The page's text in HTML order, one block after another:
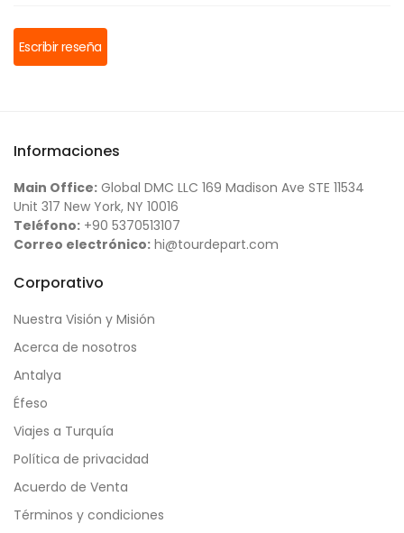
Escribir reseña
Informaciones
Main Office: Global DMC LLC 169 Madison Ave STE 11534
Unit 317 New York, NY 10016
Teléfono: +90 5370513107
Correo electrónico: hi@tourdepart.com
Corporativo
Nuestra Visión y Misión
Acerca de nosotros
Antalya
Éfeso
Viajes a Turquía
Política de privacidad
Acuerdo de Venta
Términos y condiciones